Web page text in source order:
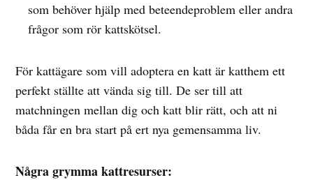
som behöver hjälp med beteendeproblem eller andra
frågor som rör kattskötsel.
För kattägare som vill adoptera en katt är katthem ett
perfekt ställte att vända sig till. De ser till att
matchningen mellan dig och katt blir rätt, och att ni
båda får en bra start på ert nya gemensamma liv.
Några grymma kattresurser: